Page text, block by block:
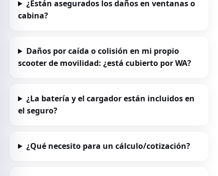
¿Están asegurados los daños en ventanas o
cabina?
Daños por caída o colisión en mi propio
scooter de movilidad: ¿está cubierto por WA?
¿La batería y el cargador están incluidos en
el seguro?
¿Qué necesito para un cálculo/cotización?